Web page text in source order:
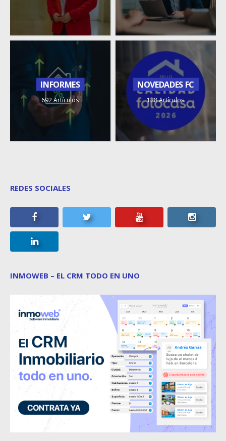
INFORMES
692 Artículos
NOVEDADES FC
128 Artículos
REDES SOCIALES
INMOWEB – EL CRM TODO EN UNO